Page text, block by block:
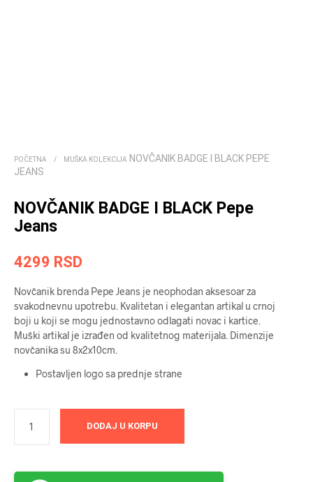
POČETNA / MUŠKA KOLEKCIJA NOVČANIK BADGE I BLACK PEPE
JEANS
NOVČANIK BADGE I BLACK Pepe
Jeans
4299 RSD
Novčanik brenda Pepe Jeans je neophodan aksesoar za
svakodnevnu upotrebu. Kvalitetan i elegantan artikal u crnoj
boji u koji se mogu jednostavno odlagati novac i kartice.
Muški artikal je izrađen od kvalitetnog materijala. Dimenzije
novčanika su 8x2x10cm.
Postavljen logo sa prednje strane
DODAJ U KORPU